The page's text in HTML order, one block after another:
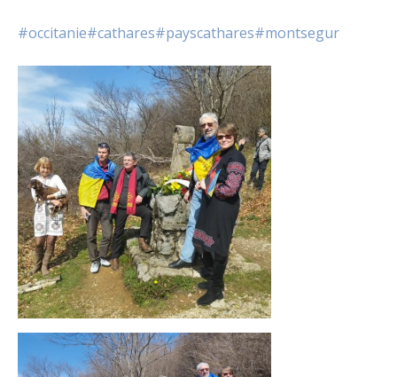
#occitanie#cathares#payscathares#montsegur